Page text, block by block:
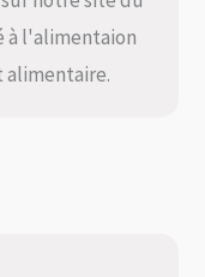
à l'alimentaion
alimentaire.